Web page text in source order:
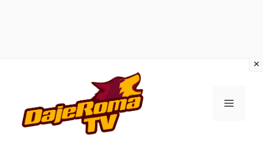
contenuto
MENU